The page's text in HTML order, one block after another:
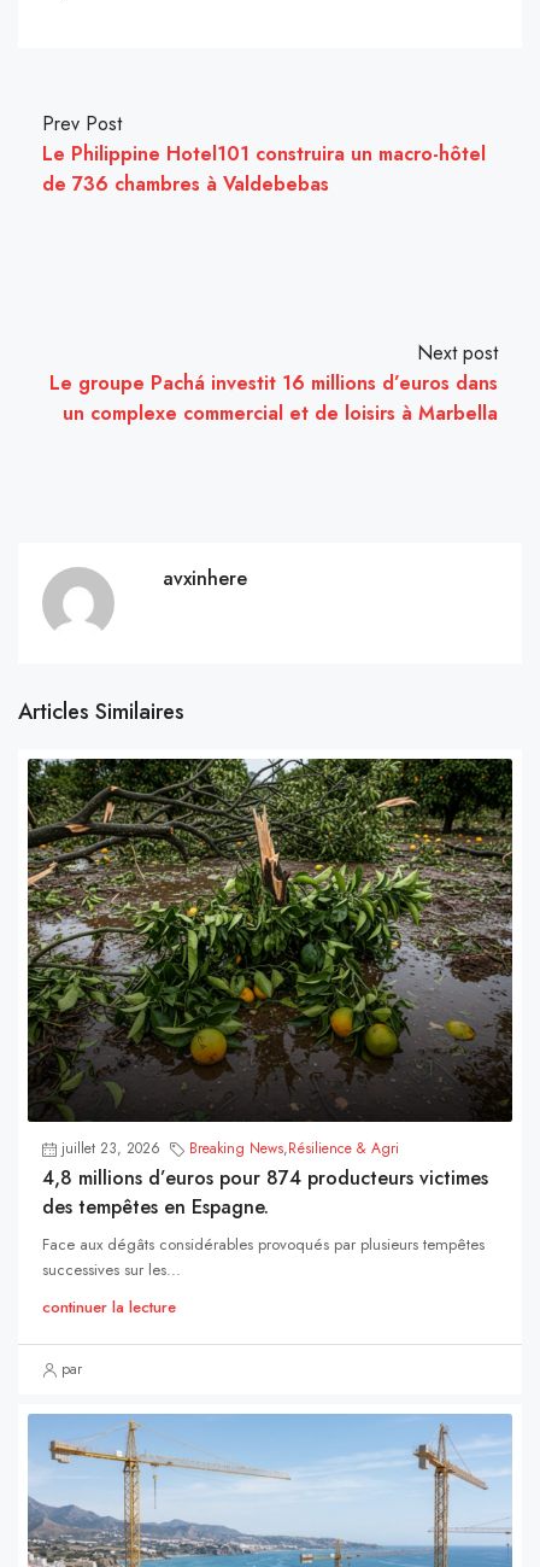
Prev Post
Le Philippine Hotel101 construira un macro-hôtel
de 736 chambres à Valdebebas
Next post
Le groupe Pachá investit 16 millions d’euros dans
un complexe commercial et de loisirs à Marbella
avxinhere
Articles Similaires
juillet 23, 2026 Breaking News,Résilience & Agri
4,8 millions d’euros pour 874 producteurs victimes
des tempêtes en Espagne.
Face aux dégâts considérables provoqués par plusieurs tempêtes
successives sur les...
continuer la lecture
par